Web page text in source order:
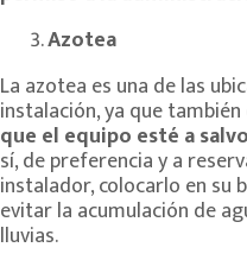
Azotea
La azotea es una de las
instalación, ya que
que el equipo esté a
sí, de preferencia y a
instalador, colocarlo en su
evitar la acumulación de
lluvias.